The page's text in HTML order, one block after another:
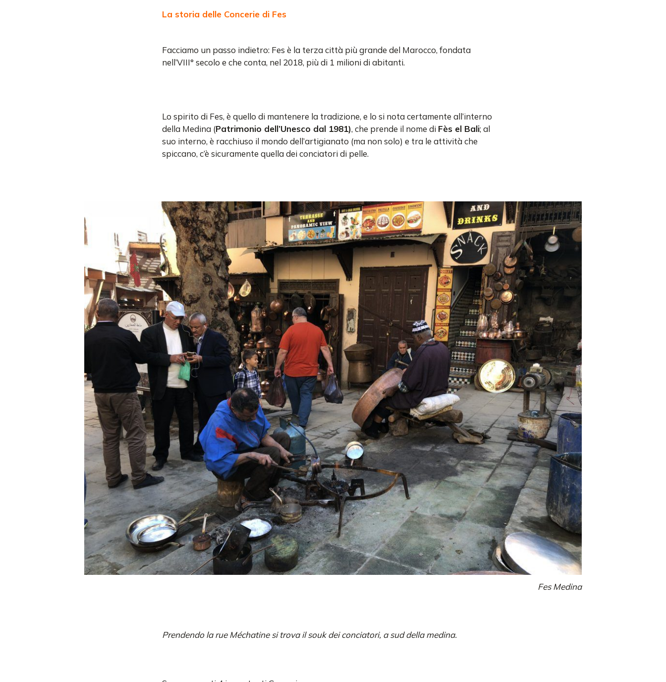
La storia delle Concerie di Fes
Facciamo un passo indietro: Fes è la terza città più grande del Marocco, fondata
nell’VIII° secolo e che conta, nel 2018, più di 1 milioni di abitanti.
Lo spirito di Fes, è quello di mantenere la tradizione, e lo si nota certamente all’interno
della Medina (Patrimonio dell’Unesco dal 1981), che prende il nome di Fès el Bali; al
suo interno, è racchiuso il mondo dell’artigianato (ma non solo) e tra le attività che
spiccano, c’è sicuramente quella dei conciatori di pelle.
Fes Medina
Prendendo la rue Méchatine si trova il souk dei conciatori, a sud della medina.